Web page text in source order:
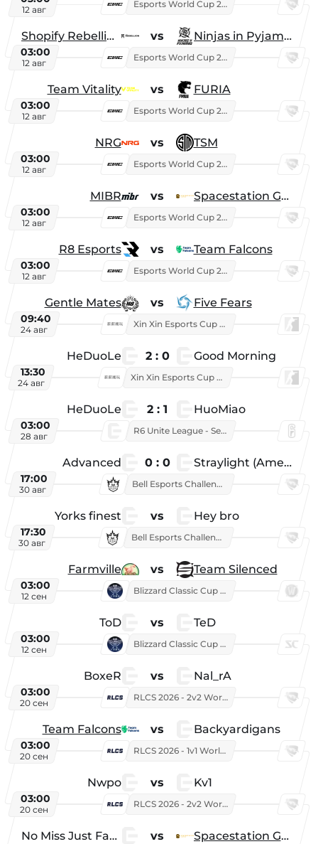
12 авг
Esports World Cup 2026
Shopify Rebellion vs Ninjas in Pyjamas
03:00
12 авг
Esports World Cup 2026
Team Vitality vs FURIA
03:00
12 авг
Esports World Cup 2026
NRG vs TSM
03:00
12 авг
Esports World Cup 2026
MIBR vs Spacestation Gaming
03:00
12 авг
Esports World Cup 2026
R8 Esports vs Team Falcons
03:00
12 авг
Esports World Cup 2026
Gentle Mates vs Five Fears
09:40
24 авг
Xin Xin Esports Cup 2025
HeDuoLe 2 : 0 Good Morning
13:30
24 авг
Xin Xin Esports Cup 2026
HeDuoLe 2 : 1 HuoMiao
03:00
28 авг
R6 Unite League - Season 1
Advanced 0 : 0 Straylight (American team)
17:00
30 авг
Bell Esports Challenge 2026
Yorks finest vs Hey bro
17:30
30 авг
Bell Esports Challenge 2026
Farmville vs Team Silenced
03:00
12 сен
Blizzard Classic Cup 2026
ToD vs TeD
03:00
12 сен
Blizzard Classic Cup 2026
BoxeR vs Nal_rA
03:00
20 сен
RLCS 2026 - 2v2 World Championship
Team Falcons vs Backyardigans
03:00
20 сен
RLCS 2026 - 1v1 World Championship
Nwpo vs Kv1
03:00
20 сен
RLCS 2026 - 2v2 World Championship
No Miss Just Fake vs Spacestation Gaming